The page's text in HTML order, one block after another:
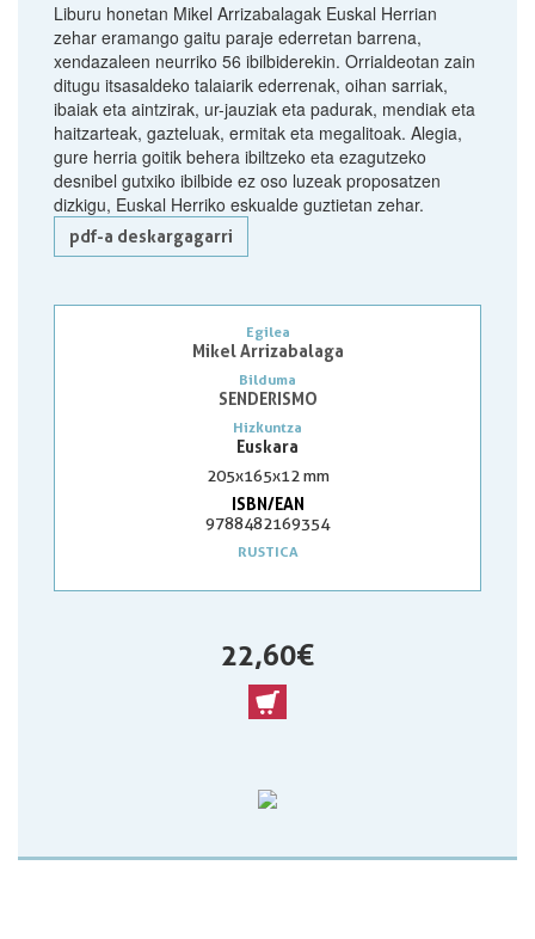
Liburu honetan Mikel Arrizabalagak Euskal Herrian
zehar eramango gaitu paraje ederretan barrena,
xendazaleen neurriko 56 ibilbiderekin. Orrialdeotan zain
ditugu itsasaldeko talaiarik ederrenak, oihan sarriak,
ibaiak eta aintzirak, ur-jauziak eta padurak, mendiak eta
haitzarteak, gazteluak, ermitak eta megalitoak. Alegia,
gure herria goitik behera ibiltzeko eta ezagutzeko
desnibel gutxiko ibilbide ez oso luzeak proposatzen
dizkigu, Euskal Herriko eskualde guztietan zehar.
pdf-a deskargagarri
Egilea
Mikel Arrizabalaga
Bilduma
SENDERISMO
Hizkuntza
Euskara
205x165x12 mm
ISBN/EAN
9788482169354
RUSTICA
22,60 €